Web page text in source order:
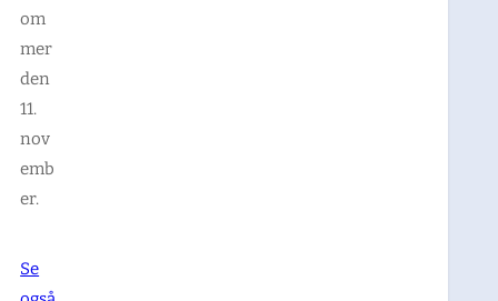
om
mer
den
11.
nov
emb
er.
Se